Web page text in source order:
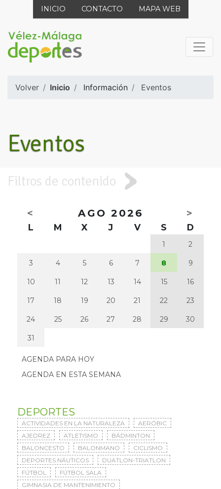
INICIO CONTACTO MAPA WEB
Volver Inicio Información Eventos
Eventos
Filtros de contenido
< AGO 2026 >
L M X J V S D
1 2
3 4 5 6 7 8 9
10 11 12 13 14 15 16
17 18 19 20 21 22 23
24 25 26 27 28 29 30
31
AGENDA PARA HOY
AGENDA EN ESTA SEMANA
DEPORTES
ACTIVIDADES EN LA NATURALEZA
AERÓBIC
AJEDREZ
ATLETISMO
BÁDMINTON
BALONCESTO
BALONMANO
CICLISMO
DEPORTES NÁUTICOS
DUATLON-TRIATLON
FÚTBOL
FÚTBOL SALA
GIMNASIA DE MANTENIMIENTO